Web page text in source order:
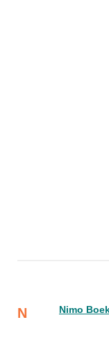
N Nimo